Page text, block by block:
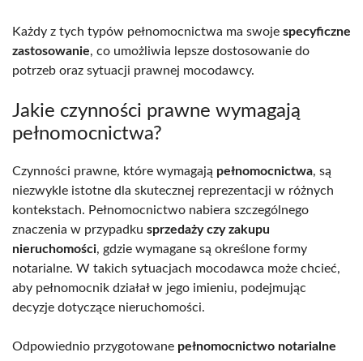
Każdy z tych typów pełnomocnictwa ma swoje specyficzne
zastosowanie, co umożliwia lepsze dostosowanie do
potrzeb oraz sytuacji prawnej mocodawcy.
Jakie czynności prawne wymagają
pełnomocnictwa?
Czynności prawne, które wymagają pełnomocnictwa, są
niezwykle istotne dla skutecznej reprezentacji w różnych
kontekstach. Pełnomocnictwo nabiera szczególnego
znaczenia w przypadku sprzedaży czy zakupu
nieruchomości, gdzie wymagane są określone formy
notarialne. W takich sytuacjach mocodawca może chcieć,
aby pełnomocnik działał w jego imieniu, podejmując
decyzje dotyczące nieruchomości.
Odpowiednio przygotowane pełnomocnictwo notarialne